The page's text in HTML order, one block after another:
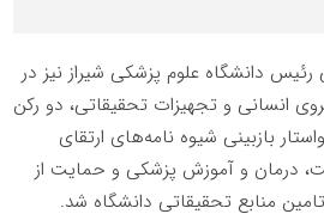
دانشگاه علوم پزشکی شیراز نیز در
انسانی و تجهیزات تحقیقاتی، دو رکن
بازبینی شیوه نامه‌های ارتقای
درمان و آموزش پزشکی و حمایت از
منابع تحقیقاتی دانشگاه شد.